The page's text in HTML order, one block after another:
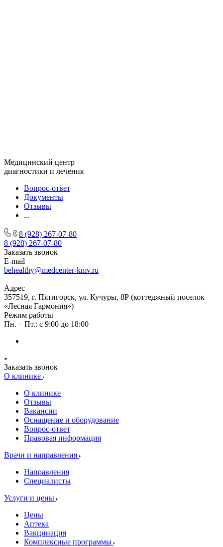
Медицинский центр
диагностики и лечения
Вопрос-ответ
Документы
Отзывы
...
8 (928) 267-07-80
8 (928) 267-07-80
Заказать звонок
E-mail
behealthy@medcenter-kmv.ru
Адрес
357519, г. Пятигорск, ул. Кучуры, 8Р (коттеджный поселок
«Лесная Гармония»)
Режим работы
Пн. – Пт.: с 9:00 до 18:00
Заказать звонок
О клинике
О клинике
Отзывы
Вакансии
Оснащение и оборудование
Вопрос-ответ
Правовая информация
Врачи и направления
Направления
Специалисты
Услуги и цены
Цены
Аптека
Вакцинация
Комплексные программы